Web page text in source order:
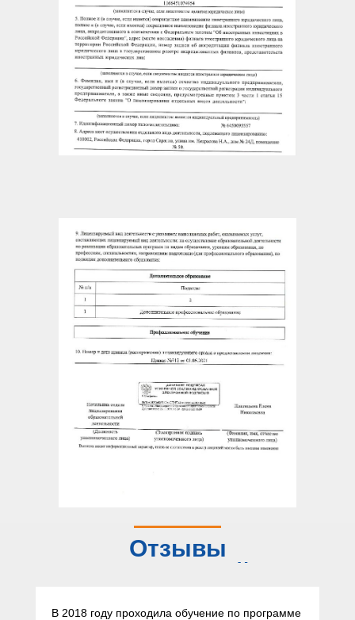
Отзывы
слушателей
В 2018 году проходила обучение по программе